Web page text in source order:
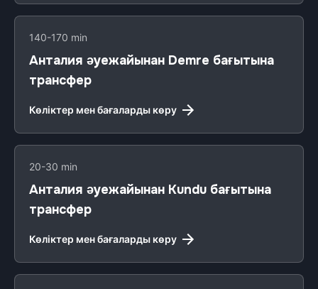
140-170 min
Анталия әуежайынан Demre бағытына
трансфер
Көліктер мен бағаларды көру
20-30 min
Анталия әуежайынан Kundu бағытына
трансфер
Көліктер мен бағаларды көру